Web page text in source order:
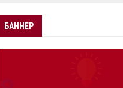
БАННЕР